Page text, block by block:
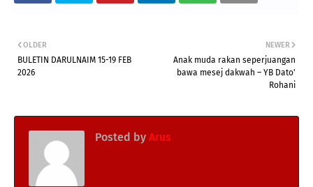
NEWER
Anak muda rakan seperjuangan
bawa mesej dakwah – YB Dato'
Rohani
OLDER
BULETIN DARULNAIM 15-19 FEB
2026
Posted by Arus